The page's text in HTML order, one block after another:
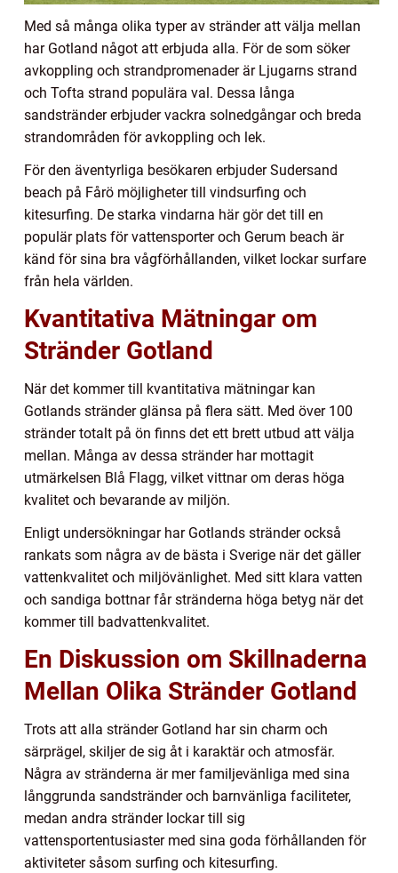
Med så många olika typer av stränder att välja mellan
har Gotland något att erbjuda alla. För de som söker
avkoppling och strandpromenader är Ljugarns strand
och Tofta strand populära val. Dessa långa
sandstränder erbjuder vackra solnedgångar och breda
strandområden för avkoppling och lek.
För den äventyrliga besökaren erbjuder Sudersand
beach på Fårö möjligheter till vindsurfing och
kitesurfing. De starka vindarna här gör det till en
populär plats för vattensporter och Gerum beach är
känd för sina bra vågförhållanden, vilket lockar surfare
från hela världen.
Kvantitativa Mätningar om
Stränder Gotland
När det kommer till kvantitativa mätningar kan
Gotlands stränder glänsa på flera sätt. Med över 100
stränder totalt på ön finns det ett brett utbud att välja
mellan. Många av dessa stränder har mottagit
utmärkelsen Blå Flagg, vilket vittnar om deras höga
kvalitet och bevarande av miljön.
Enligt undersökningar har Gotlands stränder också
rankats som några av de bästa i Sverige när det gäller
vattenkvalitet och miljövänlighet. Med sitt klara vatten
och sandiga bottnar får stränderna höga betyg när det
kommer till badvattenkvalitet.
En Diskussion om Skillnaderna
Mellan Olika Stränder Gotland
Trots att alla stränder Gotland har sin charm och
särprägel, skiljer de sig åt i karaktär och atmosfär.
Några av stränderna är mer familjevänliga med sina
långgrunda sandstränder och barnvänliga faciliteter,
medan andra stränder lockar till sig
vattensportentusiaster med sina goda förhållanden för
aktiviteter såsom surfing och kitesurfing.